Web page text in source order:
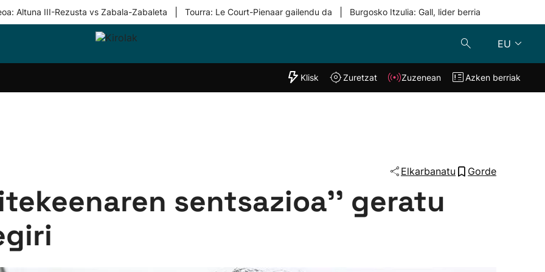
Altuna III-Rezusta vs Zabala-Zabaleta Tourra: Le Court-Pienaar gailendu da Burgosko Itzulia: Gall, lider berria
EU
Taldeak
"Helmuga"
Klisk Zuzenean
Klisk Zuretzat Zuzenean Azken berriak
Elkarbanatu Gorde
sentsazioa'' geratu